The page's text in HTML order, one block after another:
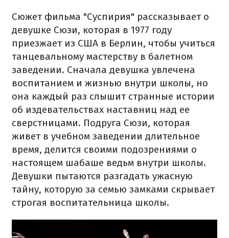
Сюжет фильма "Суспирия" рассказывает о
девушке Сюзи, которая в 1977 году
приезжает из США в Берлин, чтобы учиться
танцевальному мастерству в балетном
заведении. Сначала девушка увлечена
воспитанием и жизнью внутри школы, но
она каждый раз слышит странные истории
об издевательствах наставниц над ее
сверстницами. Подруга Сюзи, которая
живет в учебном заведении длительное
время, делится своими подозрениями о
настоящем шабаше ведьм внутри школы.
Девушки пытаются разгадать ужасную
тайну, которую за семью замками скрывает
строгая воспитательница школы.